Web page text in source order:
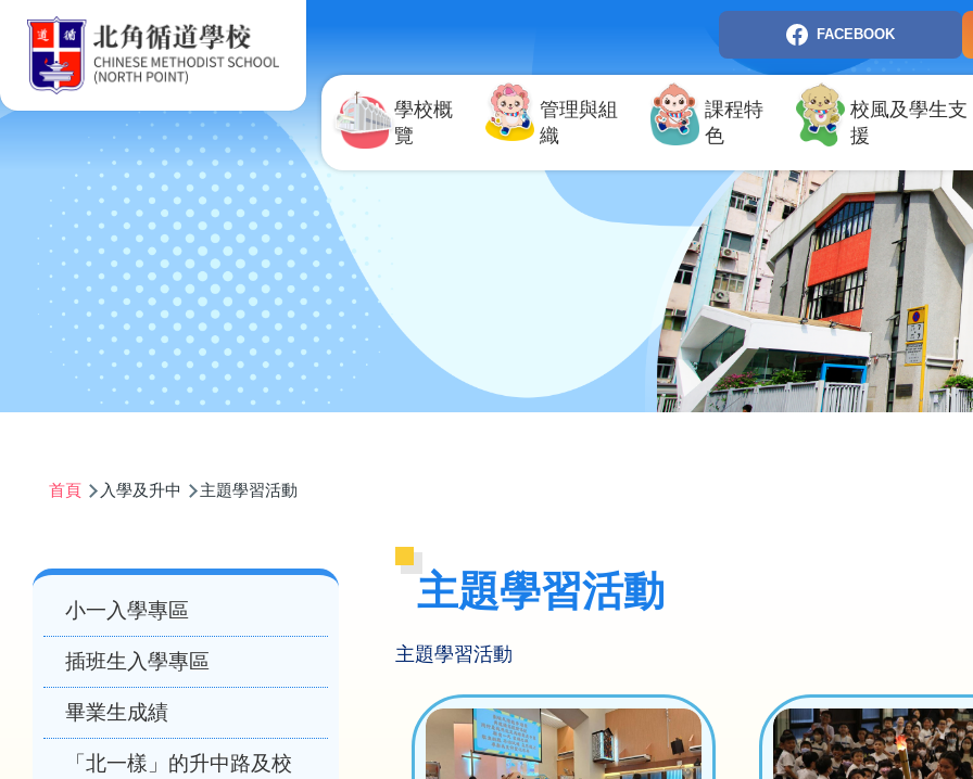
移至主內容
FACEBOOK
學校概
覽
管理與組
織
課程特
色
校風及學生支
援
航
結
首頁 入學及升中 主題學習活動
主題學習活動
主題學習活動
Main
navigation
小一入學專區
插班生入學專區
畢業生成績
「北一樣」的升中路及校